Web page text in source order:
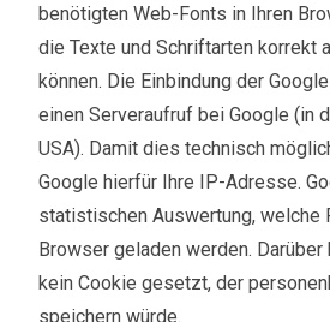
benötigten Web-Fonts in Ihren
die Texte und Schriftarten korrekt
können. Die Einbindung der
einen Serveraufruf bei Google (in
USA). Damit dies technisch
Google hierfür Ihre IP-Adresse.
statistischen Auswertung, welche
Browser geladen werden. Darüber
kein Cookie gesetzt, der
speichern würde.